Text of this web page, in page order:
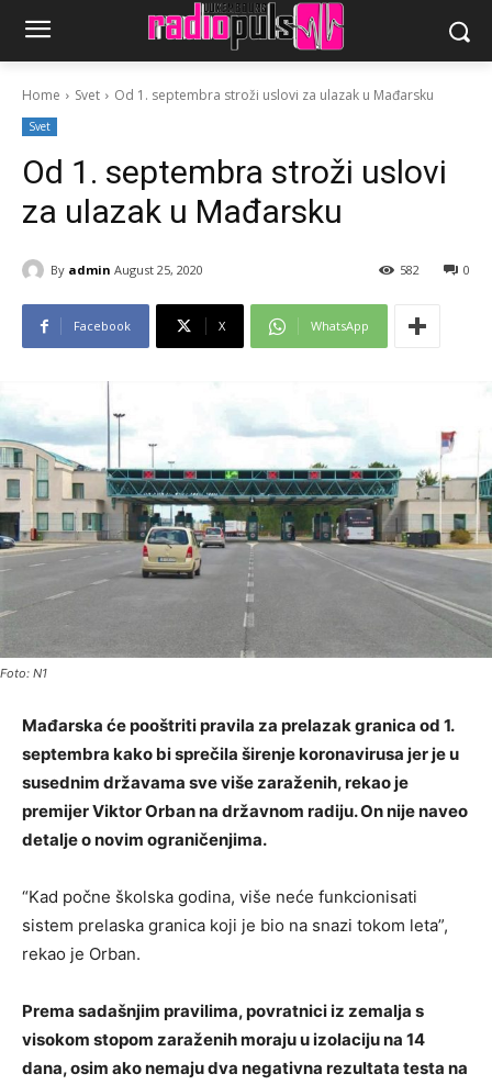
Home Svet Od 1. septembra stroži uslovi za ulazak u Mađarsku
Svet
Od 1. septembra stroži uslovi
za ulazak u Mađarsku
By admin August 25, 2020 0
582
Facebook X WhatsApp
Foto: N1
Mađarska će pooštriti pravila za prelazak granica od 1.
septembra kako bi sprečila širenje koronavirusa jer je u
susednim državama sve više zaraženih, rekao je
premijer Viktor Orban na državnom radiju. On nije naveo
detalje o novim ograničenjima.
“Kad počne školska godina, više neće funkcionisati
sistem prelaska granica koji je bio na snazi tokom leta”,
rekao je Orban.
Prema sadašnjim pravilima, povratnici iz zemalja s
visokom stopom zaraženih moraju u izolaciju na 14
dana, osim ako nemaju dva negativna rezultata testa na